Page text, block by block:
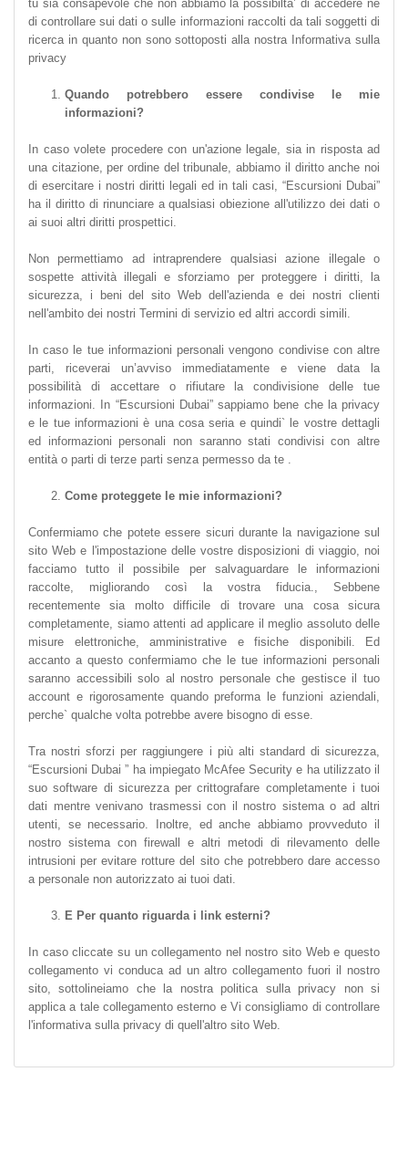
tu sia consapevole che non abbiamo la possibilta’ di accedere né
di controllare sui dati o sulle informazioni raccolti da tali soggetti di
ricerca in quanto non sono sottoposti alla nostra Informativa sulla
privacy
Quando potrebbero essere condivise le mie
informazioni?
In caso volete procedere con un'azione legale, sia in risposta ad
una citazione, per ordine del tribunale, abbiamo il diritto anche noi
di esercitare i nostri diritti legali ed in tali casi, “Escursioni Dubai”
ha il diritto di rinunciare a qualsiasi obiezione all'utilizzo dei dati o
ai suoi altri diritti prospettici.
Non permettiamo ad intraprendere qualsiasi azione illegale o
sospette attività illegali e sforziamo per proteggere i diritti, la
sicurezza, i beni del sito Web dell'azienda e dei nostri clienti
nell'ambito dei nostri Termini di servizio ed altri accordi simili.
In caso le tue informazioni personali vengono condivise con altre
parti, riceverai un’avviso immediatamente e viene data la
possibilità di accettare o rifiutare la condivisione delle tue
informazioni. In “Escursioni Dubai” sappiamo bene che la privacy
e le tue informazioni è una cosa seria e quindi` le vostre dettagli
ed informazioni personali non saranno stati condivisi con altre
entità o parti di terze parti senza permesso da te .
Come proteggete le mie informazioni?
Confermiamo che potete essere sicuri durante la navigazione sul
sito Web e l'impostazione delle vostre disposizioni di viaggio, noi
facciamo tutto il possibile per salvaguardare le informazioni
raccolte, migliorando così la vostra fiducia., Sebbene
recentemente sia molto difficile di trovare una cosa sicura
completamente, siamo attenti ad applicare il meglio assoluto delle
misure elettroniche, amministrative e fisiche disponibili. Ed
accanto a questo confermiamo che le tue informazioni personali
saranno accessibili solo al nostro personale che gestisce il tuo
account e rigorosamente quando preforma le funzioni aziendali,
perche` qualche volta potrebbe avere bisogno di esse.
Tra nostri sforzi per raggiungere i più alti standard di sicurezza,
“Escursioni Dubai ” ha impiegato McAfee Security e ha utilizzato il
suo software di sicurezza per crittografare completamente i tuoi
dati mentre venivano trasmessi con il nostro sistema o ad altri
utenti, se necessario. Inoltre, ed anche abbiamo provveduto il
nostro sistema con firewall e altri metodi di rilevamento delle
intrusioni per evitare rotture del sito che potrebbero dare accesso
a personale non autorizzato ai tuoi dati.
E Per quanto riguarda i link esterni?
In caso cliccate su un collegamento nel nostro sito Web e questo
collegamento vi conduca ad un altro collegamento fuori il nostro
sito, sottolineiamo che la nostra politica sulla privacy non si
applica a tale collegamento esterno e Vi consigliamo di controllare
l'informativa sulla privacy di quell'altro sito Web.